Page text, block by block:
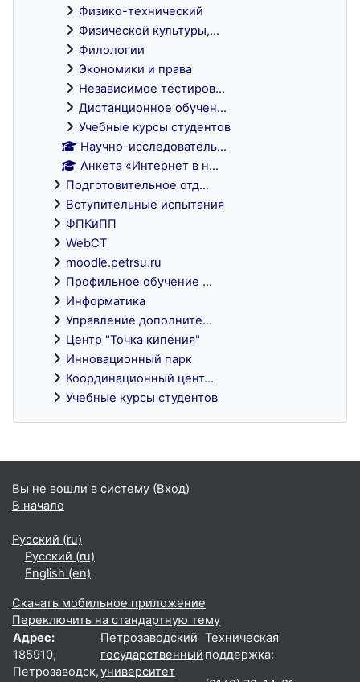
Физико-технический
Физической культуры,...
Филологии
Экономики и права
Независимое тестиров...
Дистанционное обучен...
Учебные курсы студентов
Научно-исследователь...
Анкета «Интернет в н...
Подготовительное отд...
Вступительные испытания
ФПКиПП
WebCT
moodle.petrsu.ru
Профильное обучение ...
Информатика
Управление дополните...
Центр "Точка кипения"
Инновационный парк
Координационный цент...
Учебные курсы студентов
Блоки
Вы не вошли в систему (Вход)
В начало
Русский ‎(ru)‎
Русский ‎(ru)‎
English ‎(en)‎
Скачать мобильное приложение
Переключить на стандартную тему
Адрес:
185910,
Петрозаводск,
Петрозаводский
государственный
университет
Техническая
поддержка: